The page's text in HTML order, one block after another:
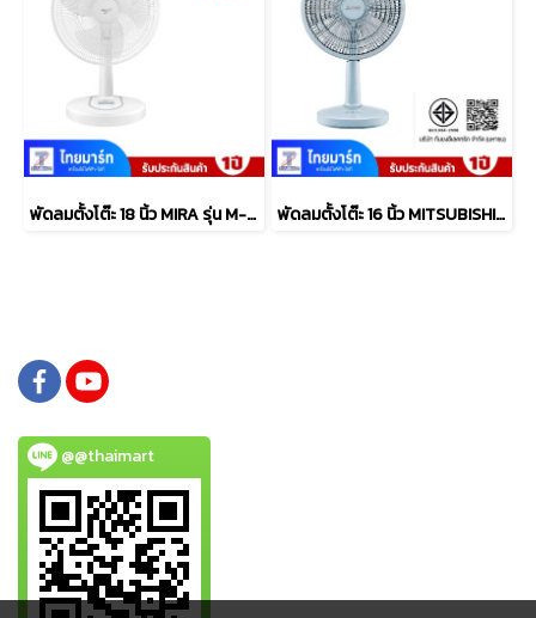
พัดลมตั้งโต๊ะ 18 นิ้ว MIRA รุ่น M-1813 พัดลมตั้งโต๊ะ 16 นิ้ว MITSUBISHI รุ่น D16A-GC ABL
@@thaimart